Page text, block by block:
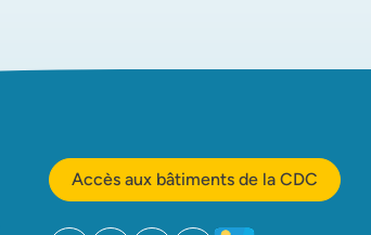
Accès aux bâtiments de la CDC